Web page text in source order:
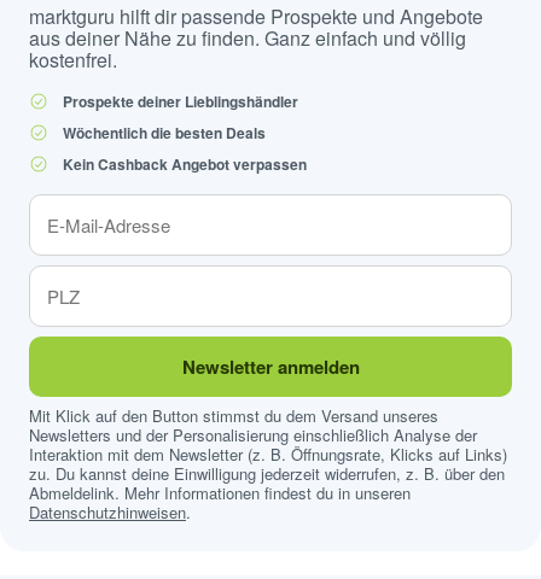
marktguru hilft dir passende Prospekte und Angebote
aus deiner Nähe zu finden. Ganz einfach und völlig
kostenfrei.
Prospekte deiner Lieblingshändler
Wöchentlich die besten Deals
Kein Cashback Angebot verpassen
Newsletter anmelden
Mit Klick auf den Button stimmst du dem Versand unseres
Newsletters und der Personalisierung einschließlich Analyse der
Interaktion mit dem Newsletter (z. B. Öffnungsrate, Klicks auf Links)
zu. Du kannst deine Einwilligung jederzeit widerrufen, z. B. über den
Abmeldelink. Mehr Informationen findest du in unseren
Datenschutzhinweisen.